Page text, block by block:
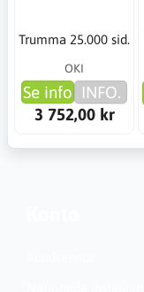
Trumma 25.000 sid.
OKI
Se info INFO.
3 752,00 kr